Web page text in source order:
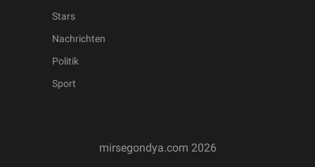
Stars
Nachrichten
Politik
Sport
mirsegondya.com 2026